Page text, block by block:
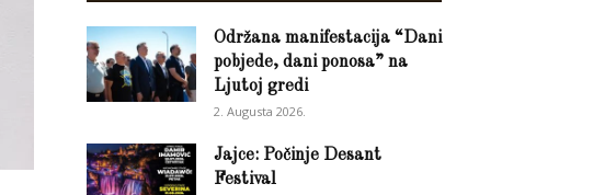
Održana manifestacija “Dani
pobjede, dani ponosa” na
Ljutoj gredi
2. Augusta 2026.
Jajce: Počinje Desant
Festival